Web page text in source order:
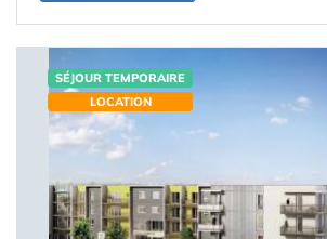
SÉJOUR TEMPORAIRE
LOCATION